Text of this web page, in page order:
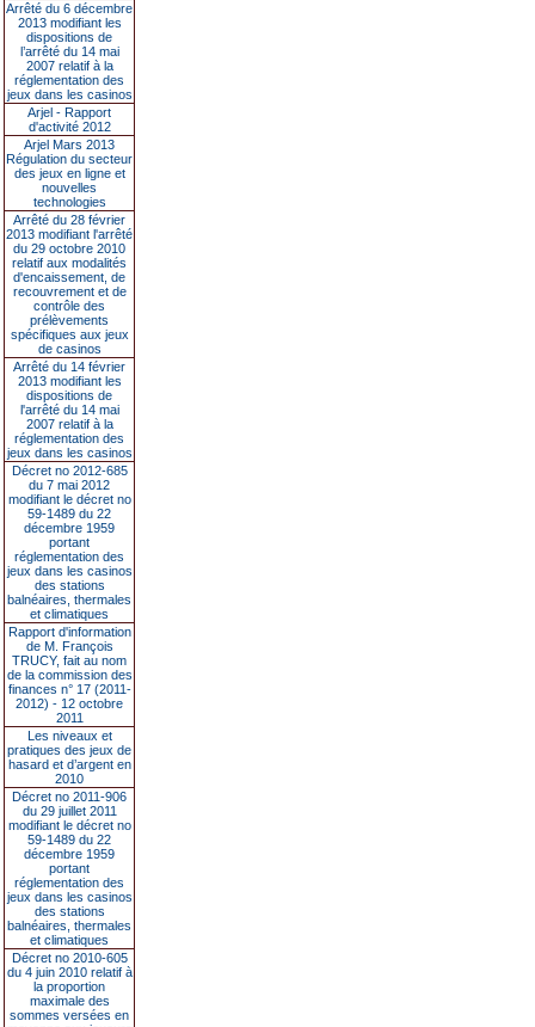
Arrêté du 6 décembre
2013 modifiant les
dispositions de
l’arrêté du 14 mai
2007 relatif à la
réglementation des
jeux dans les casinos
Arjel - Rapport
d'activité 2012
Arjel Mars 2013
Régulation du secteur
des jeux en ligne et
nouvelles
technologies
Arrêté du 28 février
2013 modifiant l'arrêté
du 29 octobre 2010
relatif aux modalités
d'encaissement, de
recouvrement et de
contrôle des
prélèvements
spécifiques aux jeux
de casinos
Arrêté du 14 février
2013 modifiant les
dispositions de
l'arrêté du 14 mai
2007 relatif à la
réglementation des
jeux dans les casinos
Décret no 2012-685
du 7 mai 2012
modifiant le décret no
59-1489 du 22
décembre 1959
portant
réglementation des
jeux dans les casinos
des stations
balnéaires, thermales
et climatiques
Rapport d'information
de M. François
TRUCY, fait au nom
de la commission des
finances n° 17 (2011-
2012) - 12 octobre
2011
Les niveaux et
pratiques des jeux de
hasard et d’argent en
2010
Décret no 2011-906
du 29 juillet 2011
modifiant le décret no
59-1489 du 22
décembre 1959
portant
réglementation des
jeux dans les casinos
des stations
balnéaires, thermales
et climatiques
Décret no 2010-605
du 4 juin 2010 relatif à
la proportion
maximale des
sommes versées en